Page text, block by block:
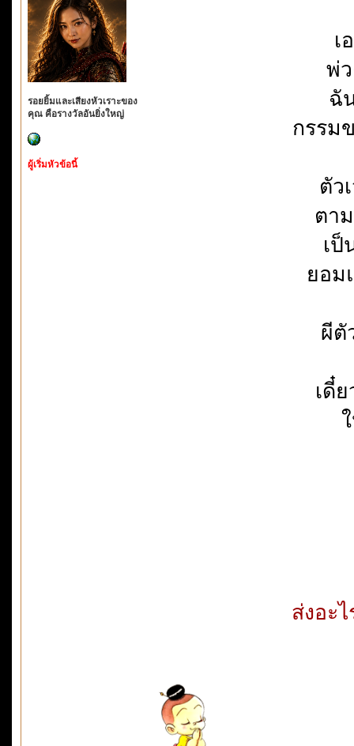
รอยยิ้มและเสียงหัวเราะของ
คุณ คือรางวัลอันยิ่งใหญ่
ผู้เริ่มหัวข้อนี้
เ
พ่
ฉั
กรรม
ตัว
ตา
เป็
ยอม
ผีตั
เดี๋
ส่งอะ